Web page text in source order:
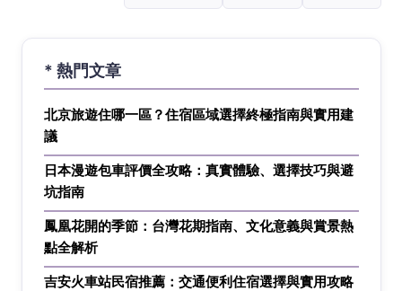
* 熱門文章
北京旅遊住哪一區？住宿區域選擇終極指南與實用建
議
日本漫遊包車評價全攻略：真實體驗、選擇技巧與避
坑指南
鳳凰花開的季節：台灣花期指南、文化意義與賞景熱
點全解析
吉安火車站民宿推薦：交通便利住宿選擇與實用攻略